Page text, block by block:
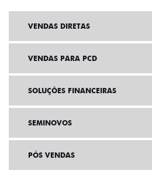
VENDAS DIRETAS
VENDAS PARA PCD
SOLUÇÕES FINANCEIRAS
SEMINOVOS
PÓS VENDAS